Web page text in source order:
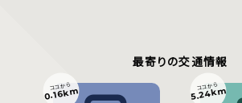
最寄りの交通情報
ココから
0.16km ココから
5.24km